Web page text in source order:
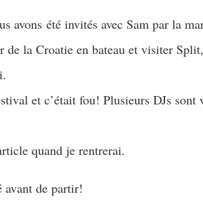
été invités avec Sam par la
la Croatie en bateau et visiter
et c’était fou! Plusieurs DJs
quand je rentrerai.
avant de partir!